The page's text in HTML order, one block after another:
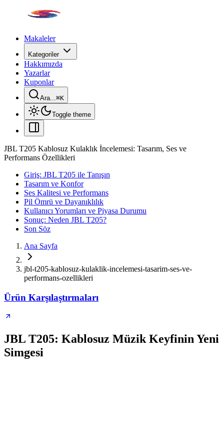
Makaleler
Kategoriler
Hakkımızda
Yazarlar
Kuponlar
Ara...⌘K
Toggle theme
JBL T205 Kablosuz Kulaklık İncelemesi: Tasarım, Ses ve
Performans Özellikleri
Giriş: JBL T205 ile Tanışın
Tasarım ve Konfor
Ses Kalitesi ve Performans
Pil Ömrü ve Dayanıklılık
Kullanıcı Yorumları ve Piyasa Durumu
Sonuç: Neden JBL T205?
Son Söz
Ana Sayfa
jbl-t205-kablosuz-kulaklik-incelemesi-tasarim-ses-ve-
performans-ozellikleri
Ürün Karşılaştırmaları
JBL T205: Kablosuz Müzik Keyfinin Yeni
Simgesi